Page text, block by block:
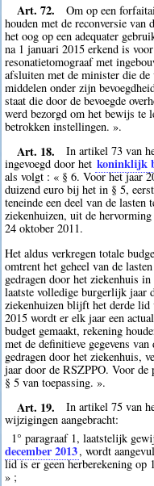
Art. 72.
Om op een
houden met de reconversie van
het oog op een adequater
na 1 januari 2015 erkend is
resonatietomograaf met
afsluiten met de minister die
middelen onder zijn
staat die door de bevoegde
werd bezorgd om het bewijs te
betrokken instellingen. ».
Art. 18.
In artikel 73 van
ingevoegd door het koninklijk
als volgt : « § 6. Voor het jaar
duizend euro bij het in § 5,
teneinde een deel van de
ziekenhuizen, uit de
24 oktober 2011.
Het aldus verkregen totale
omtrent het geheel van de
gedragen door het ziekenhuis
laatste volledige burgerlijk jaar
ziekenhuizen blijft het derde lid
2015 wordt er elk jaar een
budget gemaakt, rekening
met de definitieve gegevens
gedragen door het ziekenhuis,
jaar door de RSZPPO. Voor
§ 5 van toepassing. ».
Art. 19.
In artikel 75 van
wijzigingen aangebracht:
1° paragraaf 1, laatstelijk
december 2013, wordt
lid is er geen herberekening op
» ;